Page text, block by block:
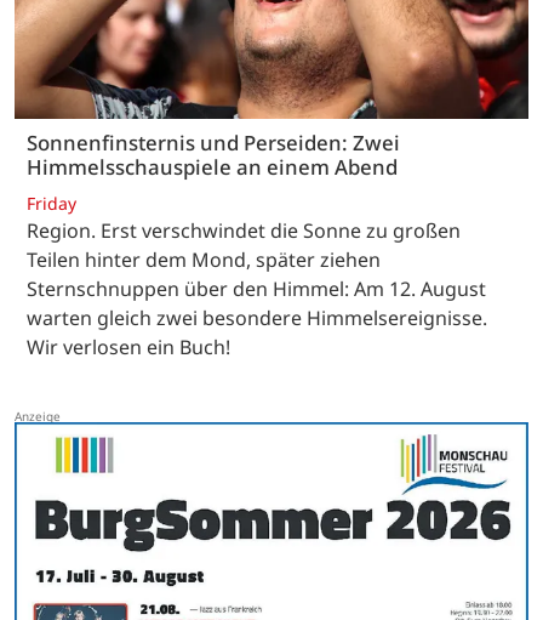
Sonnenfinsternis und Perseiden: Zwei
Himmelsschauspiele an einem Abend
Friday
Region. Erst verschwindet die Sonne zu großen
Teilen hinter dem Mond, später ziehen
Sternschnuppen über den Himmel: Am 12. August
warten gleich zwei besondere Himmelsereignisse.
Wir verlosen ein Buch!